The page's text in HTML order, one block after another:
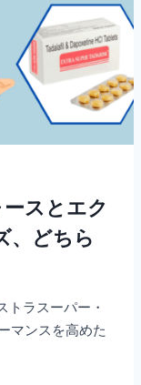
スとエク
、どちら
トラスーパー・
マンスを高めた